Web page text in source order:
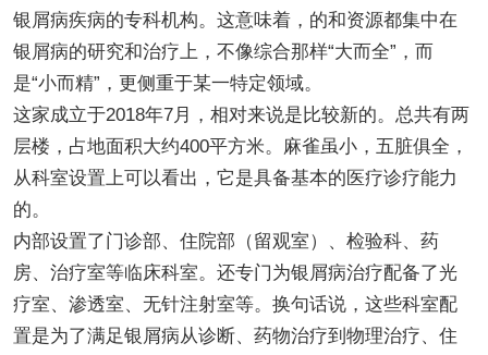
银屑病疾病的专科机构。这意味着，的和资源都集中在
银屑病的研究和治疗上，不像综合那样“大而全”，而
是“小而精”，更侧重于某一特定领域。
这家成立于2018年7月，相对来说是比较新的。总共有两
层楼，占地面积大约400平方米。麻雀虽小，五脏俱全，
从科室设置上可以看出，它是具备基本的医疗诊疗能力
的。
内部设置了门诊部、住院部（留观室）、检验科、药
房、治疗室等临床科室。还专门为银屑病治疗配备了光
疗室、渗透室、无针注射室等。换句话说，这些科室配
置是为了满足银屑病从诊断、药物治疗到物理治疗、住